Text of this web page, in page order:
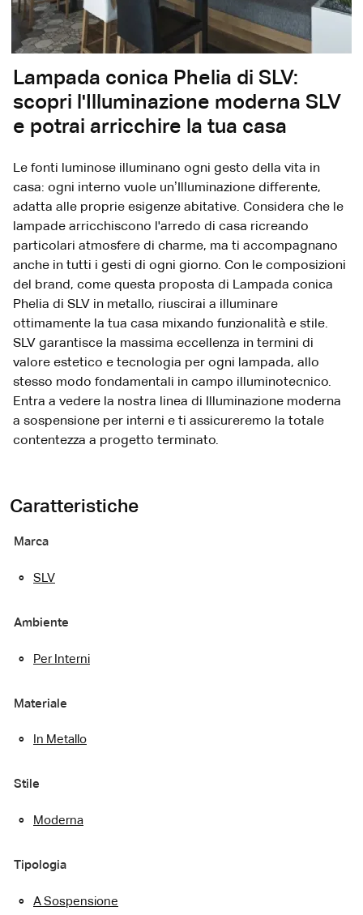
Lampada conica Phelia di SLV:
scopri l'Illuminazione moderna SLV
e potrai arricchire la tua casa
Le fonti luminose illuminano ogni gesto della vita in
casa: ogni interno vuole un’Illuminazione differente,
adatta alle proprie esigenze abitative. Considera che le
lampade arricchiscono l'arredo di casa ricreando
particolari atmosfere di charme, ma ti accompagnano
anche in tutti i gesti di ogni giorno. Con le composizioni
del brand, come questa proposta di Lampada conica
Phelia di SLV in metallo, riuscirai a illuminare
ottimamente la tua casa mixando funzionalità e stile.
SLV garantisce la massima eccellenza in termini di
valore estetico e tecnologia per ogni lampada, allo
stesso modo fondamentali in campo illuminotecnico.
Entra a vedere la nostra linea di Illuminazione moderna
a sospensione per interni e ti assicureremo la totale
contentezza a progetto terminato.
Caratteristiche
Marca
SLV
Ambiente
Per Interni
Materiale
In Metallo
Stile
Moderna
Tipologia
A Sospensione